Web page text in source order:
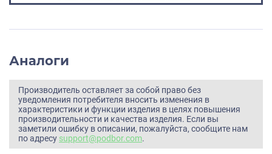
Аналоги
Производитель оставляет за собой право без
уведомления потребителя вносить изменения в
характеристики и функции изделия в целях повышения
производительности и качества изделия. Если вы
заметили ошибку в описании, пожалуйста, сообщите нам
по адресу support@podbor.com.